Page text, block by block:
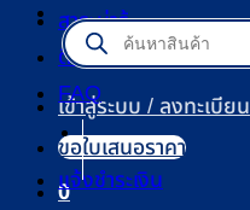
Products
search
เข้าสู่ระบบ / ลงทะเบียน
0
สาระน่ารู้
ติดต่อเรา
FAQ
ขอใบเสนอราคา
แจ้งชำระเงิน